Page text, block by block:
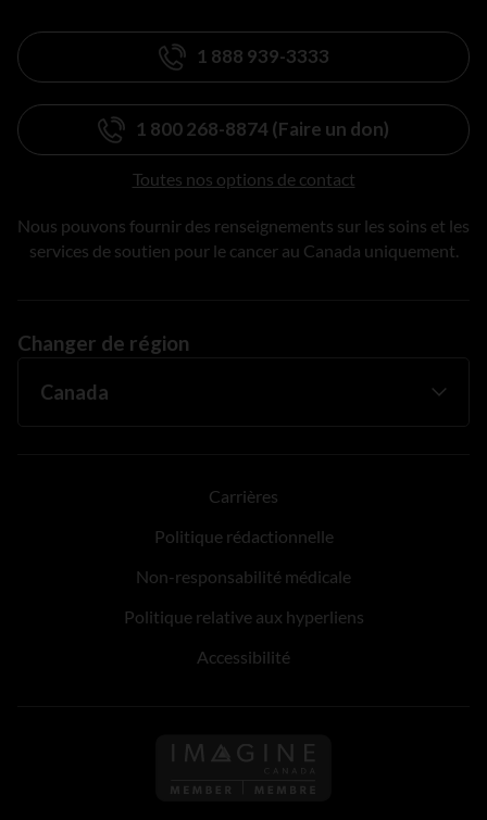
1 888 939-3333
1 800 268-8874 (Faire un don)
Toutes nos options de contact
Nous pouvons fournir des renseignements sur les soins et les
services de soutien pour le cancer au Canada uniquement.
Changer de région
Carrières
Politique rédactionnelle
Non-responsabilité médicale
Politique relative aux hyperliens
Accessibilité